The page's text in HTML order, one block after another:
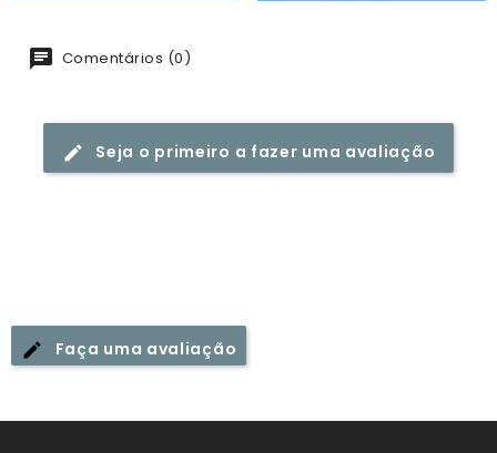
Comentários (0)
Seja o primeiro a fazer uma avaliação
Faça uma avaliação